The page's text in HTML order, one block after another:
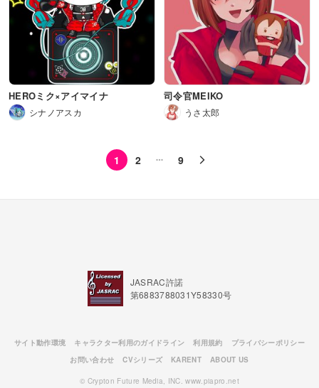
HEROミク×アイマイナ
シナノアスカ
司令官MEIKO
うさ太郎
1 2 9
JASRAC許諾
第6883788031Y58330号
サイト動作環境 キャラクター利用のガイドライン 利用規約
プライバシーポリシー
お問い合わせ
CVシリーズ KARENT ABOUT US
© Crypton Future Media, INC. www.piapro.net